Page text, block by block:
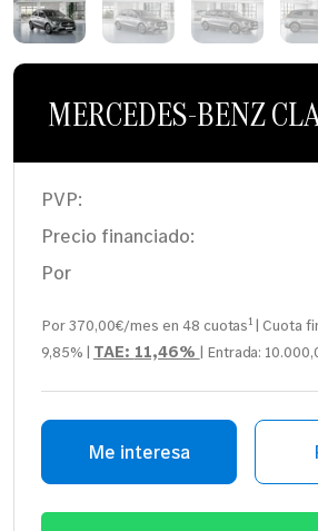
MERCEDES-BENZ
PVP:
Precio financiado:
Por
Por 370,00€/mes en 48 cuotas1 | Cuota
9,85% | TAE: 11,46% | Entrada:
Me interesa